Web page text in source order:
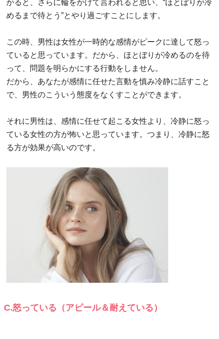
かると、さらに輪をかけて言われると思い、“ほとぼりが冷
めるまで待とう”とやり過ごすことにします。
この時、男性は女性が一時的な感情がピークに達して怒っ
ていると思っています。だから、ほとぼりが冷めるのを待
って、問題を明らかにする行動をしません。
だから、あなたが感情に任せた言動を慎み冷静に話すこと
で、男性のこういう態度をなくすことができます。
それに男性は、感情に任せて起こる女性より、冷静に怒っ
ている女性の方が怖いと思っています。つまり、冷静に怒
る方が効果が高いのです。
C.怒っている（アピール＆耐えている）